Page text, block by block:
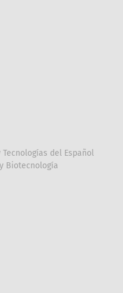
del Español
Biotecnología